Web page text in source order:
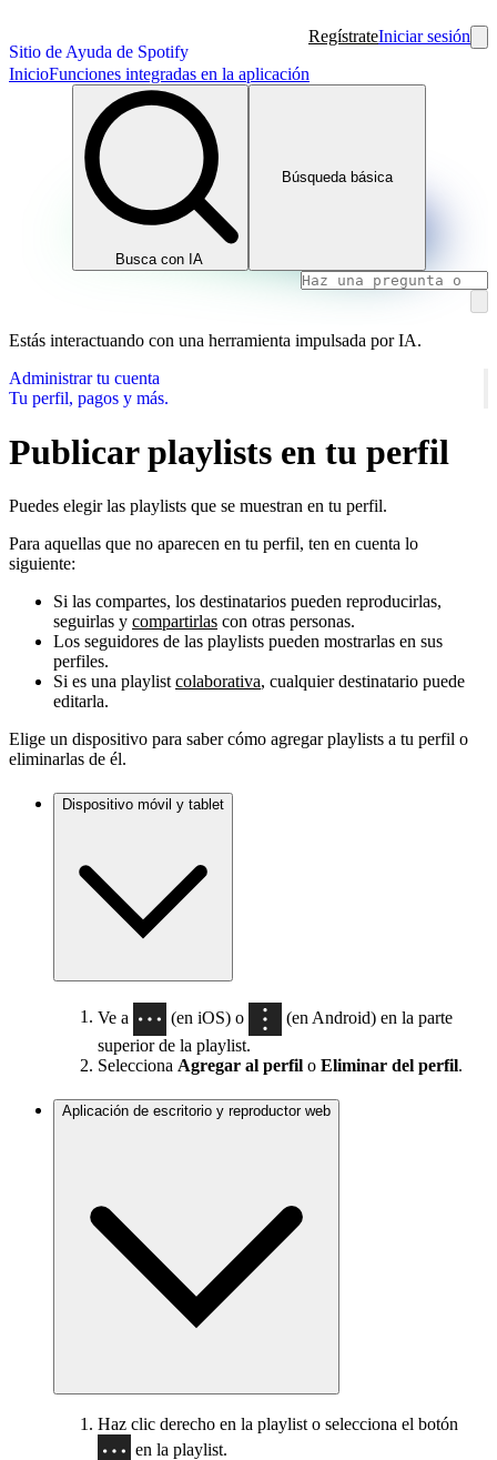
Sitio de Ayuda de Spotify
RegístrateIniciar sesión
InicioFunciones integradas en la aplicación
Busca con IA
Búsqueda básica
Estás interactuando con una herramienta impulsada por IA.
Administrar tu cuenta
Tu perfil, pagos y más.
Publicar playlists en tu perfil
Puedes elegir las playlists que se muestran en tu perfil.
Para aquellas que no aparecen en tu perfil, ten en cuenta lo
siguiente:
Si las compartes, los destinatarios pueden reproducirlas,
seguirlas y compartirlas con otras personas.
Los seguidores de las playlists pueden mostrarlas en sus
perfiles.
Si es una playlist colaborativa, cualquier destinatario puede
editarla.
Elige un dispositivo para saber cómo agregar playlists a tu perfil o
eliminarlas de él.
Dispositivo móvil y tablet
Ve a (en iOS) o
(en Android) en la parte
superior de la playlist.
Selecciona Agregar al perfil o Eliminar del perfil.
Aplicación de escritorio y reproductor web
Haz clic derecho en la playlist o selecciona el botón
en la playlist.